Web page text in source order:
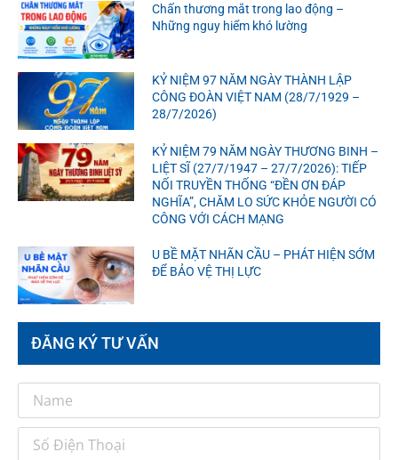
Chấn thương mắt trong lao động –
Những nguy hiểm khó lường
KỶ NIỆM 97 NĂM NGÀY THÀNH LẬP
CÔNG ĐOÀN VIỆT NAM (28/7/1929 –
28/7/2026)
KỶ NIỆM 79 NĂM NGÀY THƯƠNG BINH –
LIỆT SĨ (27/7/1947 – 27/7/2026): TIẾP
NỐI TRUYỀN THỐNG “ĐỀN ƠN ĐÁP
NGHĨA”, CHĂM LO SỨC KHỎE NGƯỜI CÓ
CÔNG VỚI CÁCH MẠNG
U BỀ MẶT NHÃN CẦU – PHÁT HIỆN SỚM
ĐỂ BẢO VỆ THỊ LỰC
ĐĂNG KÝ TƯ VẤN